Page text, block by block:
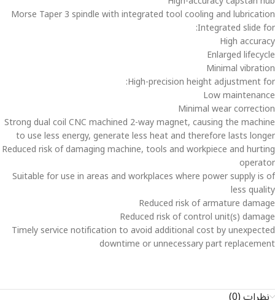
Morse Taper 3 spindle with integrated tool cooling and lubrication
Integrated slide for:
High accuracy
Enlarged lifecycle
Minimal vibration
High-precision height adjustment for:
Low maintenance
Minimal wear correction
Strong dual coil CNC machined 2-way magnet, causing the machine
to use less energy, generate less heat and therefore lasts longer
Reduced risk of damaging machine, tools and workpiece and hurting
operator
Suitable for use in areas and workplaces where power supply is of
less quality
Reduced risk of armature damage
Reduced risk of control unit(s) damage
Timely service notification to avoid additional cost by unexpected
downtime or unnecessary part replacement